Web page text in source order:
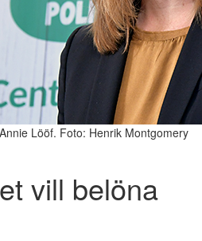
Lööf. Foto: Henrik Montgomery
vill belöna